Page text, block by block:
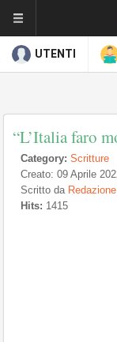
UTENTI
“L’Italia faro
Category: Scritture
Creato: 09 Aprile
Scritto da
Hits: 1415